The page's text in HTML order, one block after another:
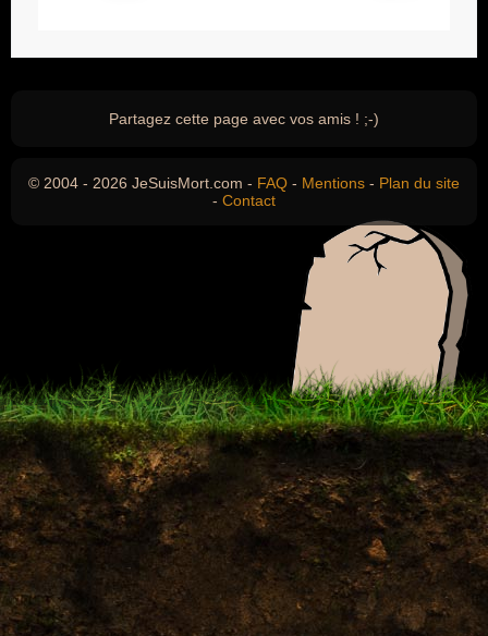
Partagez cette page avec vos amis ! ;-)
© 2004 - 2026 JeSuisMort.com - FAQ - Mentions - Plan du site
- Contact